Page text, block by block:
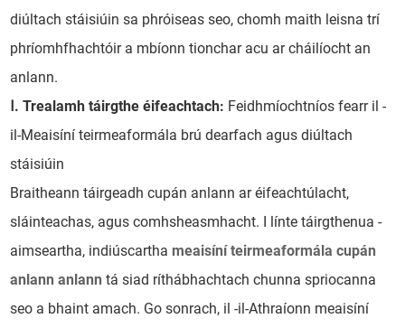
diúltach stáisiúin sa phróiseas seo, chomh maith leisna trí
phríomhfhachtóir a mbíonn tionchar acu ar cháilíocht an
anlann.
Ⅰ. Trealamh táirgthe éifeachtach: Feidhmíochtníos fearr il -
il-Meaisíní teirmeaformála brú dearfach agus diúltach
stáisiúin
Braitheann táirgeadh cupán anlann ar éifeachtúlacht,
sláinteachas, agus comhsheasmhacht. I línte táirgthenua -
aimseartha, indiúscartha meaisíní teirmeaformála cupán
anlann anlann tá siad ríthábhachtach chunna spriocanna
seo a bhaint amach. Go sonrach, il -il-Athraíonn meaisíní